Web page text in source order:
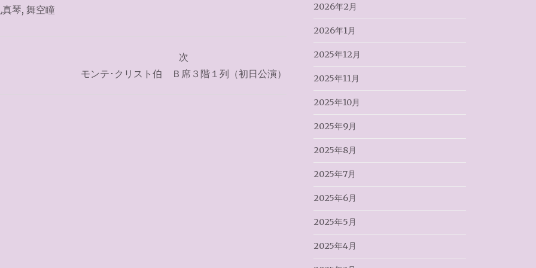
真琴, 舞空瞳
次
モンテ･クリスト伯 Ｂ席３階１列（初日公演）
2026年2月
2026年1月
2025年12月
2025年11月
2025年10月
2025年9月
2025年8月
2025年7月
2025年6月
2025年5月
2025年4月